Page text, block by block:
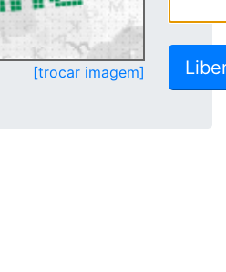
[trocar imagem]